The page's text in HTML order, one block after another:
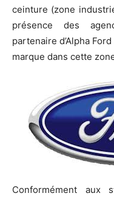
ceinture (zone
présence des
partenaire d’Alpha
marque dans cette
Conformément aux